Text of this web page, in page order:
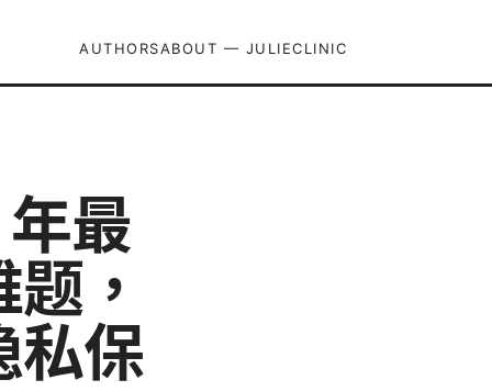
AUTHORSABOUT — JULIECLINIC
最
，
私保